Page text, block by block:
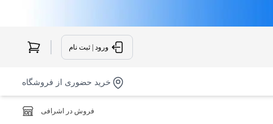
ورود | ثبت نام
خرید حضوری از فروشگاه
فروش در اشرافی